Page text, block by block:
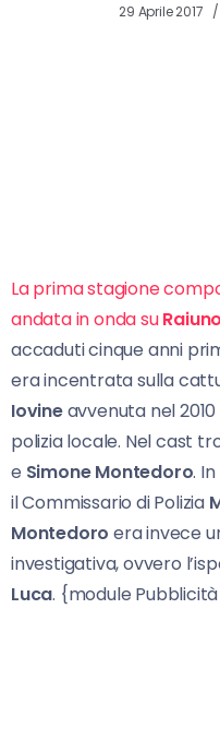
29 Aprile 2017
La prima stagione
andata in onda suRaiuno
accaduti cinque anni
era incentrata sulla
Iovineavvenuta nel
polizia locale. Nel cast
e Simone Montedoro.
il Commissario di Polizia
Montedoro era invece
investigativa, ovvero
Luca. {module